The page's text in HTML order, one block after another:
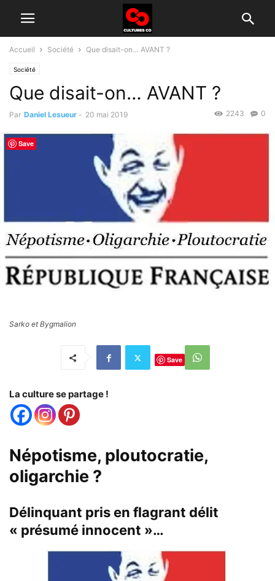
Accueil Société Que disait-on… AVANT ?
Société
Que disait-on… AVANT ?
Par Daniel Lesueur - 20 mai 2019 0
2243
Sarko et Bygmalion
Save
La culture se partage !
Népotisme, ploutocratie,
oligarchie ?
Délinquant pris en flagrant délit
« présumé innocent »…
Save